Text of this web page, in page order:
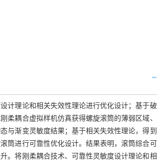
计理论和相关失效性理论进行优化设计；基于破
柔耦合虚拟样机仿真获得螺旋滚筒的薄弱区域、
与渐变灵敏度结果；基于相关失效性理论，得到
筒进行可靠性优化设计。结果表明，滚筒综合可
。将刚柔耦合技术、可靠性灵敏度设计理论和相